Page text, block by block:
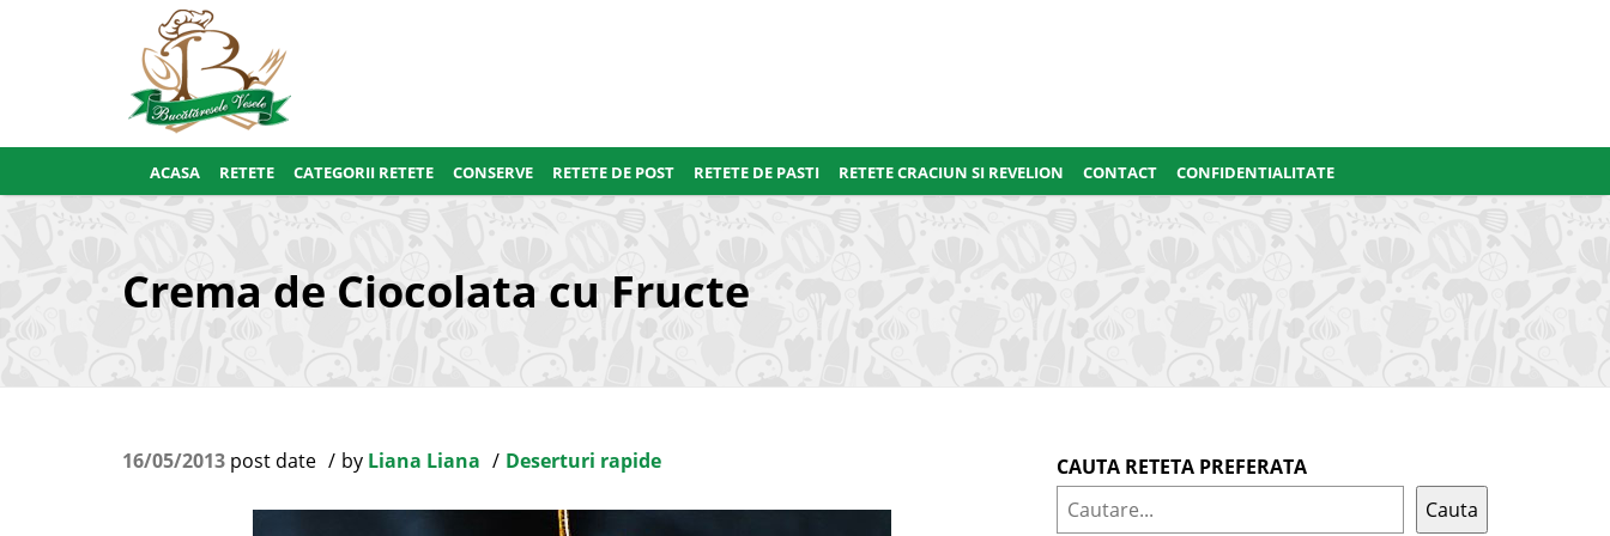
ACASA RETETE CATEGORII RETETE CONSERVE RETETE DE POST RETETE DE PASTI RETETE CRACIUN SI REVELION CONTACT CONFIDENTIALITATE
Crema de Ciocolata cu Fructe
16/05/2013 post date by Liana Liana Deserturi rapide
CAUTA RETETA PREFERATA
Cauta